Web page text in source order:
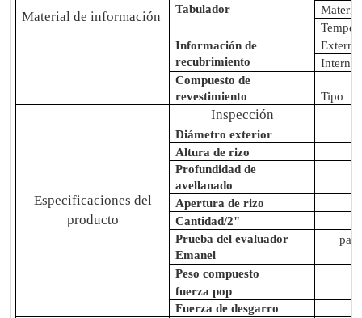
Material de información Tabulador
Material
Información de
recubrimiento
Externo
Interno
Compuesto de
revestimiento
Tipo
Especificaciones del
producto
Inspección
Diámetro exterior
Altura de rizo
Profundidad de
avellanado
Apertura de rizo
Cantidad/2"
Prueba del evaluador
Emanel
Peso compuesto
fuerza pop
Fuerza de desgarro